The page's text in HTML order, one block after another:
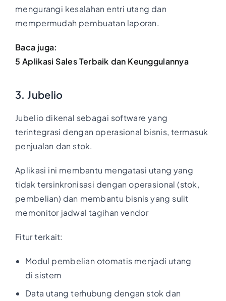
mengurangi kesalahan entri utang dan
mempermudah pembuatan laporan.
Baca juga:
5 Aplikasi Sales Terbaik dan Keunggulannya
3. Jubelio
Jubelio dikenal sebagai software yang
terintegrasi dengan operasional bisnis, termasuk
penjualan dan stok.
Aplikasi ini membantu mengatasi utang yang
tidak tersinkronisasi dengan operasional (stok,
pembelian) dan membantu bisnis yang sulit
memonitor jadwal tagihan vendor
Fitur terkait:
Modul pembelian otomatis menjadi utang
di sistem
Data utang terhubung dengan stok dan